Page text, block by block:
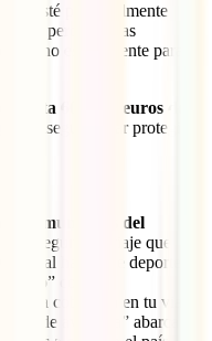
esté principalmente
pero muchas
no es suficiente para
600.000 euros de
te asegura estar protegido
mundiales del
un seguro de viaje que
al hablar de deportes
como el
esta cobertura en tu viaje,
de aventura” abarca